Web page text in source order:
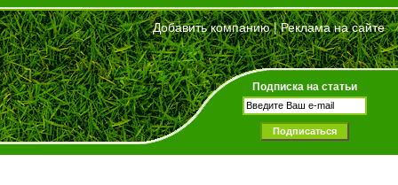
Добавить компанию|Реклама на сайте
Подписка на статьи